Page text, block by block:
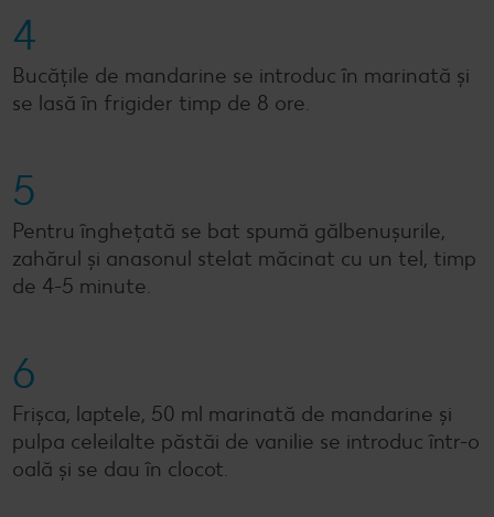
4
Bucățile de mandarine se introduc în marinată și
se lasă în frigider timp de 8 ore.
5
Pentru înghețată se bat spumă gălbenușurile,
zahărul și anasonul stelat măcinat cu un tel, timp
de 4-5 minute.
6
Frișca, laptele, 50 ml marinată de mandarine și
pulpa celeilalte păstăi de vanilie se introduc într-o
oală și se dau în clocot.